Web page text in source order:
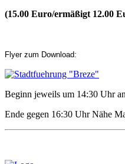
(15.00 Euro/ermäßigt 12.00
Flyer zum Download:
Beginn jeweils um 14:30 Uhr
Ende gegen 16:30 Uhr Nähe